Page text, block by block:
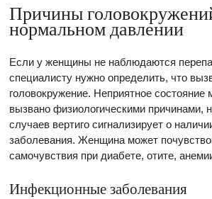
Причины
нормальном давлении
Если у женщины не наблюдаются
специалисту нужно определить, что
головокружение. Неприятное состояние
вызвано физиологическими причинами,
случаев вертиго сигнализирует о
заболевания. Женщина может
самочувствия при диабете, отите,
Инфекционные заболевания